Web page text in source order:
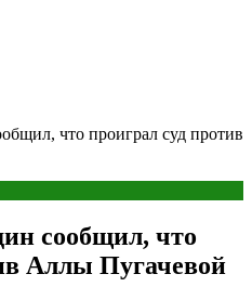
что проиграл суд против
сообщил, что
Аллы Пугачевой